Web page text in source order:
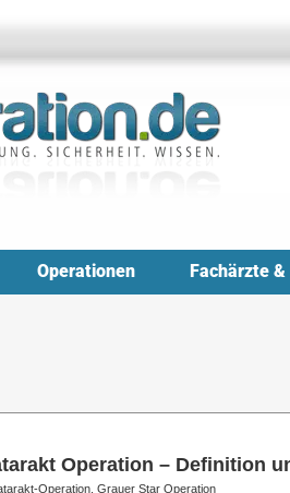
Operationen Fachärzte
Operation – Definition
Operation, Grauer Star Operation